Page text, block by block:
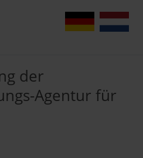
DE NL
der
Agentur für